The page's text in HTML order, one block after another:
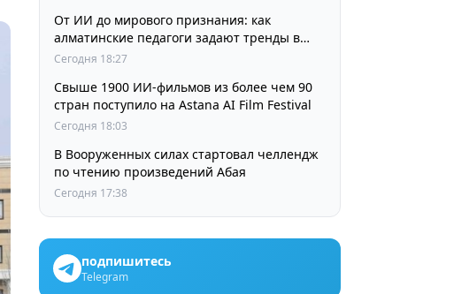
От ИИ до мирового признания: как
алматинские педагоги задают тренды в
изучении языков
Сегодня 18:27
Свыше 1900 ИИ-фильмов из более чем 90
стран поступило на Astana AI Film Festival
Сегодня 18:03
В Вооруженных силах стартовал челлендж
по чтению произведений Абая
Сегодня 17:38
подпишитесь
Telegram